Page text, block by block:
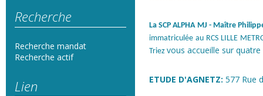
Recherche
Recherche mandat
Recherche actif
Lien
La SCP ALPHA MJ - Maître
immatriculée au RCS LILLE
Triez vous accueille sur quatre
ETUDE D'AGNETZ: 577 Rue